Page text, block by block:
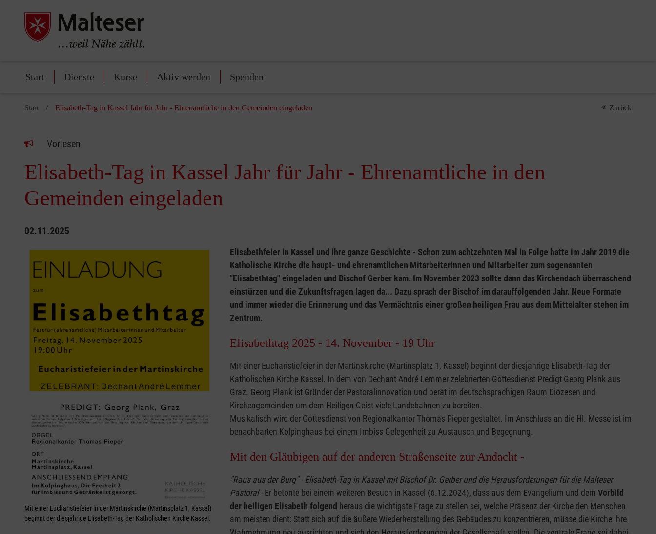
Start Dienste Kurse Aktiv werden Spenden
Start Elisabeth-Tag in Kassel Jahr für Jahr - Ehrenamtliche in den Gemeinden eingeladen Zurück
Vorlesen
Elisabeth-Tag in Kassel Jahr für Jahr - Ehrenamtliche in den
Gemeinden eingeladen
02.11.2025
Mit einer Eucharistiefeier in der Martinskirche (Martinsplatz 1, Kassel)
beginnt der diesjährige Elisabeth-Tag der Katholischen Kirche Kassel.
Elisabethfeier in Kassel und ihre ganze Geschichte - Schon zum achtzehnten Mal in Folge hatte im Jahr 2019 die
Katholische Kirche die haupt- und ehrenamtlichen Mitarbeiterinnen und Mitarbeiter zum sogenannten
"Elisabethtag" eingeladen und Bischof Gerber kam. Im November 2023 sollte dann das Kirchendach überraschend
einstürzen und die Zukunftsfragen lagen da... Dazu sprach der Bischof im darauffolgenden Jahr. Neue Formate
und immer wieder die Erinnerung und das Vermächtnis einer großen heiligen Frau aus dem Mittelalter stehen im
Zentrum.
Elisabethtag 2025 - 14. November - 19 Uhr
Mit einer Eucharistiefeier in der Martinskirche (Martinsplatz 1, Kassel) beginnt der diesjährige Elisabeth-Tag der
Katholischen Kirche Kassel. In dem von Dechant André Lemmer zelebrierten Gottesdienst Predigt Georg Plank aus
Graz. Georg Plank ist Gründer der Pastoralinnovation und berät im deutschsprachigen Raum Diözesen und
Kirchengemeinden um dem Heiligen Geist viele Landebahnen zu bereiten.
Musikalisch wird der Gottesdienst von Regionalkantor Thomas Pieper gestaltet. Im Anschluss an die Hl. Messe ist im
benachbarten Kolpinghaus bei einem Imbiss Gelegenheit zu Austausch und Begegnung.
Mit den Gläubigen auf der anderen Straßenseite zur Andacht -
"Raus aus der Burg" - Elisabeth-Tag in Kassel mit Bischof Dr. Gerber und die Herausforderungen für die Malteser
Pastoral -Er betonte bei einem weiteren Besuch in Kassel (6.12.2024), dass aus dem Evangelium und dem Vorbild
der heiligen Elisabeth folgend heraus die wichtigste Frage zu stellen sei, welche Präsenz der Kirche den Menschen
am meisten dient: Statt sich auf die äußere Wiederherstellung des Gebäudes zu konzentrieren, müsse die Kirche ihre